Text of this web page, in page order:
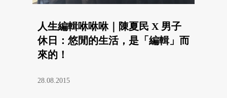
人生編輯咻咻咻｜陳夏民 X 男子
休日：悠閒的生活，是「編輯」而
來的！
28.08.2015